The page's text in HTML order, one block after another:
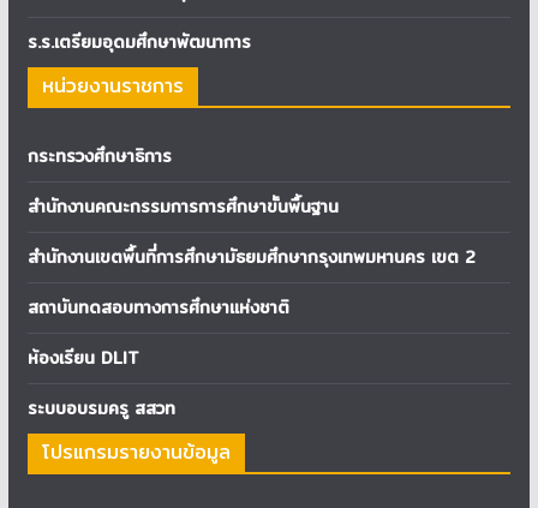
ร.ร.เตรียมอุดมศึกษาพัฒนาการ
หน่วยงานราชการ
กระทรวงศึกษาธิการ
สำนักงานคณะกรรมการการศึกษาขั้นพื้นฐาน
สำนักงานเขตพื้นที่การศึกษามัธยมศึกษากรุงเทพมหานคร เขต 2
สถาบันทดสอบทางการศึกษาแห่งชาติ
ห้องเรียน DLIT
ระบบอบรมครู สสวท
โปรแกรมรายงานข้อมูล